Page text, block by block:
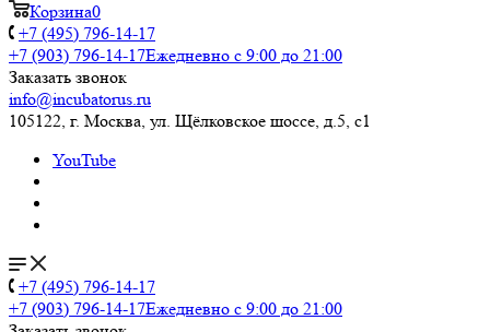
Корзина0
+7 (495) 796-14-17
+7 (903) 796-14-17Ежедневно с 9:00 до 21:00
Заказать звонок
info@incubatorus.ru
105122, г. Москва, ул. Щёлковское шоссе, д.5, с1
YouTube
+7 (495) 796-14-17
+7 (903) 796-14-17Ежедневно с 9:00 до 21:00